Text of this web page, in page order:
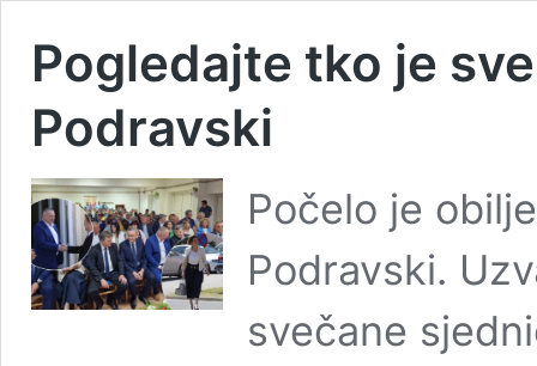
Pogledajte tko je
Podravski
Počelo je
Podravski.
svečane